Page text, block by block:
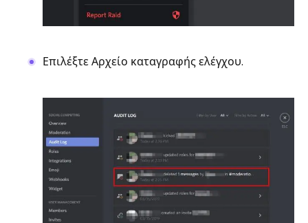
Επιλέξτε Αρχείο καταγραφής ελέγχου.